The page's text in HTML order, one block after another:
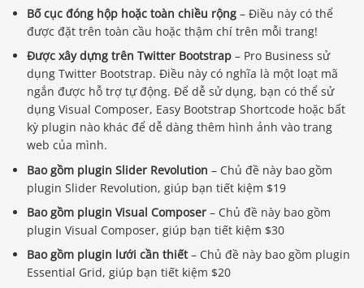
Bố cục đóng hộp hoặc toàn chiều rộng – Điều này có thể
được đặt trên toàn cầu hoặc thậm chí trên mỗi trang!
Được xây dựng trên Twitter Bootstrap – Pro Business sử
dụng Twitter Bootstrap. Điều này có nghĩa là một loạt mã
ngắn được hỗ trợ tự động. Để dễ sử dụng, bạn có thể sử
dụng Visual Composer, Easy Bootstrap Shortcode hoặc bất
kỳ plugin nào khác để dễ dàng thêm hình ảnh vào trang
web của mình.
Bao gồm plugin Slider Revolution – Chủ đề này bao gồm
plugin Slider Revolution, giúp bạn tiết kiệm $19
Bao gồm plugin Visual Composer – Chủ đề này bao gồm
plugin Visual Composer, giúp bạn tiết kiệm $30
Bao gồm plugin lưới cần thiết– Chủ đề này bao gồm plugin
Essential Grid, giúp bạn tiết kiệm $20